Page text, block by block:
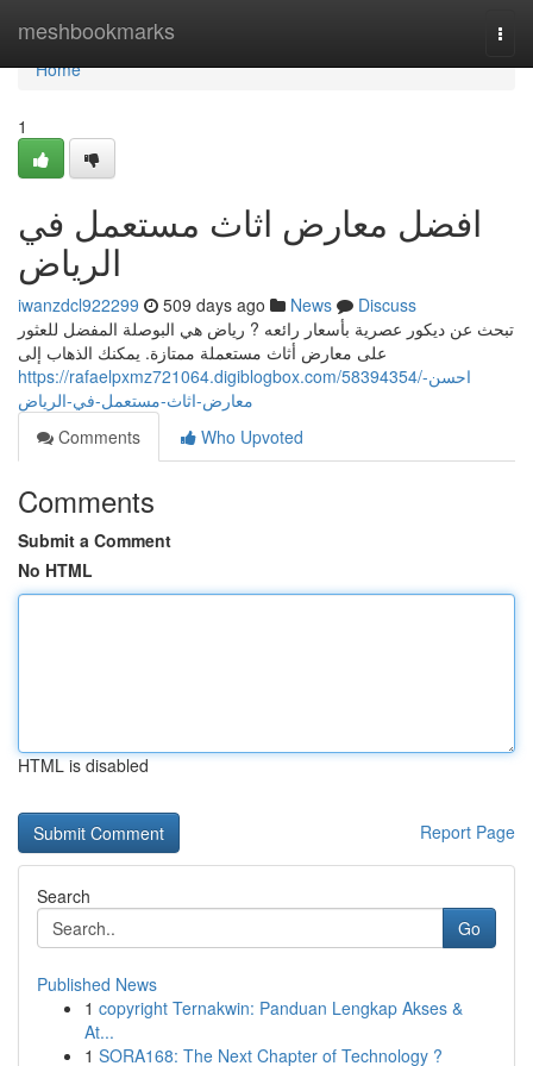
meshbookmarks
Home
Home
1
افضل معارض اثاث مستعمل في
الرياض
iwanzdcl922299 509 days ago News
Discuss
تبحث عن ديكور عصرية بأسعار رائعه ? رياض هي البوصلة المفضل للعثور
على معارض أثاث مستعملة ممتازة. يمكنك الذهاب إلى
https://rafaelpxmz721064.digiblogbox.com/58394354/احسن-
معارض-اثاث-مستعمل-في-الرياض
Comments
Who Upvoted
Comments
Submit a Comment
No HTML
HTML is disabled
Report Page
Search
Go
Published News
1 copyright Ternakwin: Panduan Lengkap Akses &
At...
1 SORA168: The Next Chapter of Technology ?